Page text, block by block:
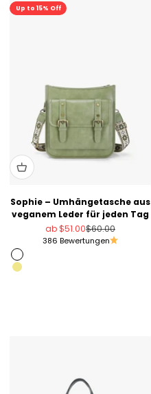
Up to 15% Off
Sale
Sophie – Umhängetasche aus
veganem Leder für jeden Tag
Angebot
ab $51.00Regulärer Preis
$60.00
386 Bewertungen
Grün
Khaki